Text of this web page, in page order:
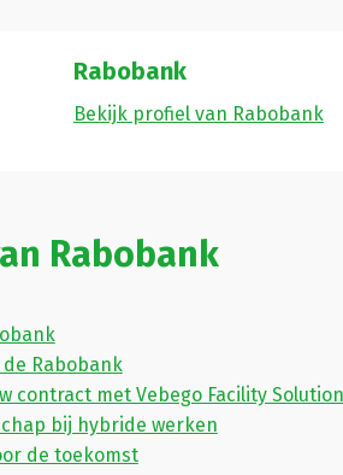
Rabobank
Bekijk profiel van Rabobank
Rabobank
Rabobank
contract met Vebego Facility
bij hybride werken
de toekomst